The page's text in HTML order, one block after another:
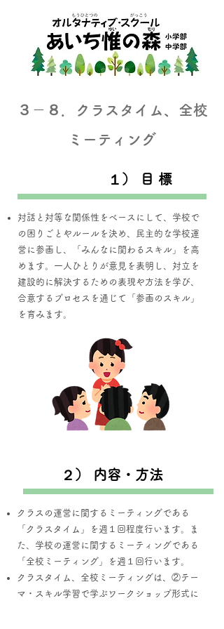
３－８．クラスタイム、全校
ミーティング
１） 目 標
対話と対等な関係性をベースにして、学校で
の困りごとやルールを決め、民主的な学校運
営に参画し、「みんなに関わるスキル」を高
めます。一人ひとりが意見を表明し、対立を
建設的に解決するための表現や方法を学び、
合意するプロセスを通じて「参画のスキル」
を育みます。
２） 内容・方法
クラスの運営に関するミーティングである
「クラスタイム」を週１回程度行います。ま
た、学校の運営に関するミーティングである
「全校ミーティング」を週１回行います。
クラスタイム、全校ミーティングは、②テー
マ・スキル学習で学ぶワークショップ形式に